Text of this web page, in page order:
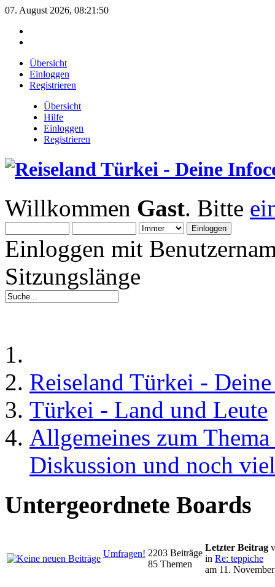
07. August 2026, 08:21:50
Übersicht
Einloggen
Registrieren
Übersicht
Hilfe
Einloggen
Registrieren
Willkommen Gast. Bitte
Einloggen mit
Sitzungslänge
Reiseland Türkei -
Türkei - Land und Leute
Allgemeines zum
Diskussion und noch
Untergeordnete Boards
Umfragen! 2203 Beiträge
85 Themen
Letzter Beitrag
in Re: teppiche
am 11.